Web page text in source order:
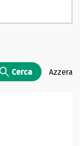
Cerca Azzera